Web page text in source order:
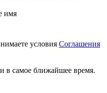
имя
условия Соглашения
в самое ближайшее время.